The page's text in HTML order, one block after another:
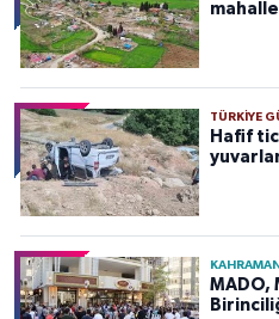
TÜRKIYE
Hafif
MADO,